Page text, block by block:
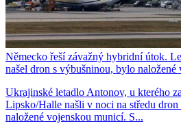
Německo řeší závažný hybridní útok.
našel dron s výbušninou, bylo
Ukrajinské letadlo Antonov, u kterého
Lipsko/Halle našli v noci na středu
naložené vojenskou municí. S...